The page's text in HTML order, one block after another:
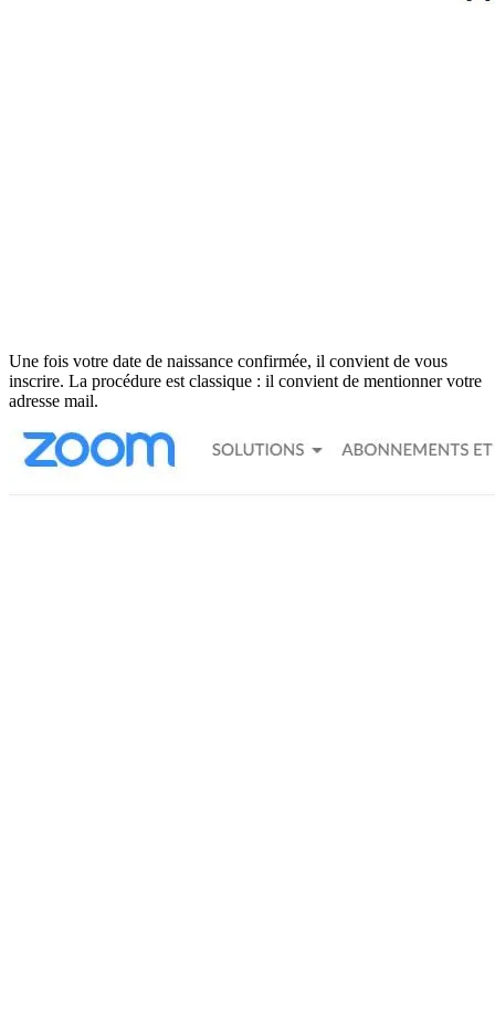
Une fois votre date de naissance confirmée, il convient de vous
inscrire. La procédure est classique : il convient de mentionner votre
adresse mail.